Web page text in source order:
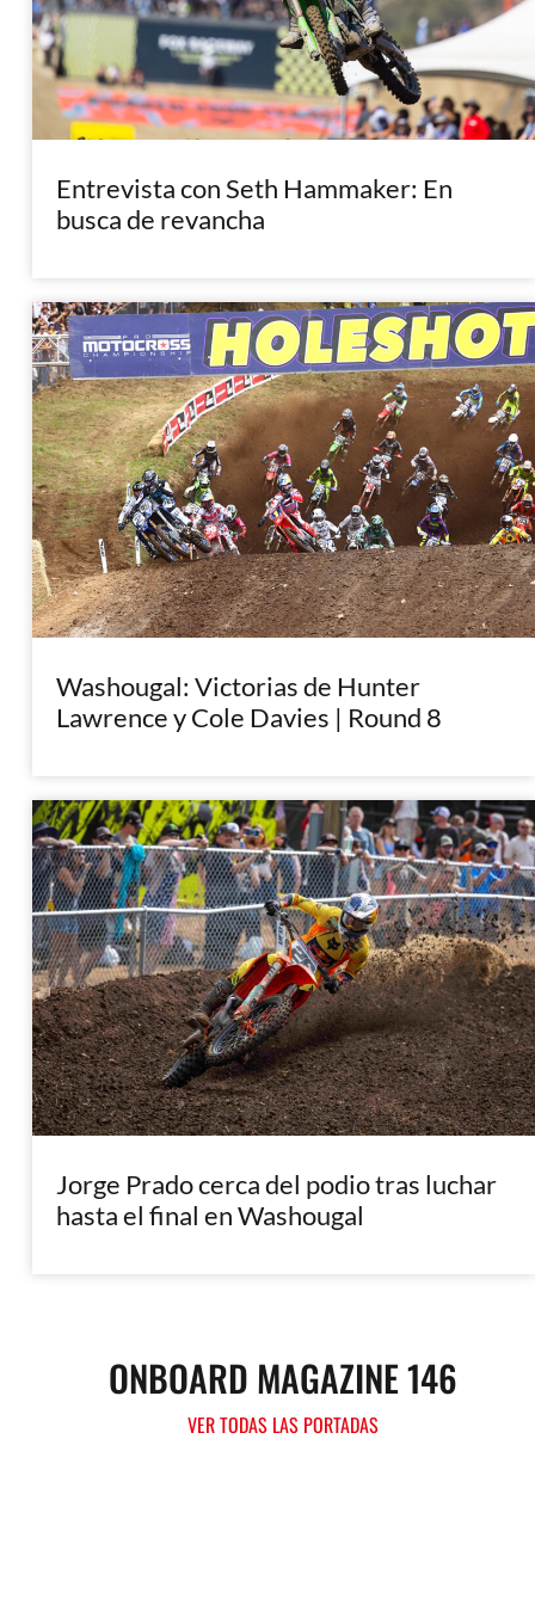
Entrevista con Seth Hammaker: En
busca de revancha
Washougal: Victorias de Hunter
Lawrence y Cole Davies | Round 8
Jorge Prado cerca del podio tras luchar
hasta el final en Washougal
ONBOARD MAGAZINE 146
VER TODAS LAS PORTADAS